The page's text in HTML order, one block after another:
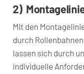
2)
Mit den
durch
lassen sich durch
individuelle